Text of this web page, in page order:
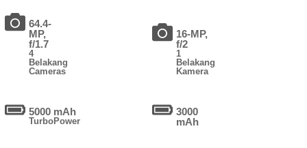
64.4-
MP,
f/1.7
4
Belakang
Cameras
5000 mAh
TurboPower
16-MP,
f/2
1
Belakang
Kamera
3000
mAh